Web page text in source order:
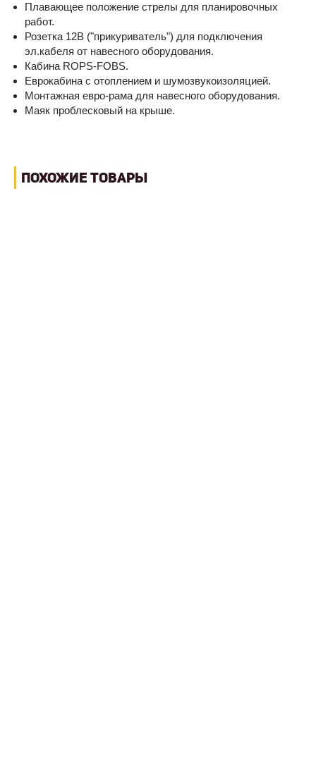
Плавающее положение стрелы для планировочных
работ.
Розетка 12В ("прикуриватель") для подключения
эл.кабеля от навесного оборудования.
Кабина ROPS-FOBS.
Еврокабина с отоплением и шумозвукоизоляцией.
Монтажная евро-рама для навесного оборудования.
Маяк проблесковый на крыше.
ПОХОЖИЕ ТОВАРЫ